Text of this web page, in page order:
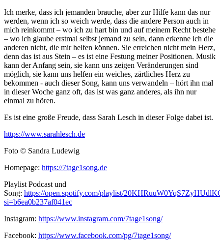
Ich merke, dass ich jemanden brauche, aber zur Hilfe kann das nur
werden, wenn ich so weich werde, dass die andere Person auch in
mich reinkommt – wo ich zu hart bin und auf meinem Recht bestehe
– wo ich glaube erstmal selbst jemand zu sein, dann erkenne ich die
anderen nicht, die mir helfen können. Sie erreichen nicht mein Herz,
denn das ist aus Stein – es ist eine Festung meiner Positionen. Musik
kann der Anfang sein, sie kann uns zeigen Veränderungen sind
möglich, sie kann uns helfen ein weiches, zärtliches Herz zu
bekommen - auch dieser Song, kann uns verwandeln – hört ihn mal
in dieser Woche ganz oft, das ist was ganz anderes, als ihn nur
einmal zu hören.
Es ist eine große Freude, dass Sarah Lesch in dieser Folge dabei ist.
https://www.sarahlesch.de
Foto © Sandra Ludewig
Homepage: https://7tage1song.de
Playlist Podcast und
Song: https://open.spotify.com/playlist/
si=b6ea0b237af041ec
Instagram: https://www.instagram.com/7tage1song/
Facebook: https://www.facebook.com/pg/7tage1song/